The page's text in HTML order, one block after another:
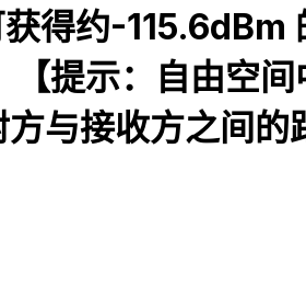
得约-115.6dBm
【提示：自由空
与接收方之间的